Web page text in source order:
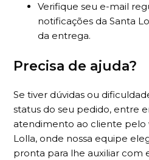
Verifique seu e-mail
notificações da Santa
da entrega.
Precisa de ajuda?
Se tiver dúvidas ou
status do seu pedido, entre
atendimento ao cliente pelo
Lolla, onde nossa equipe
pronta para lhe auxiliar com